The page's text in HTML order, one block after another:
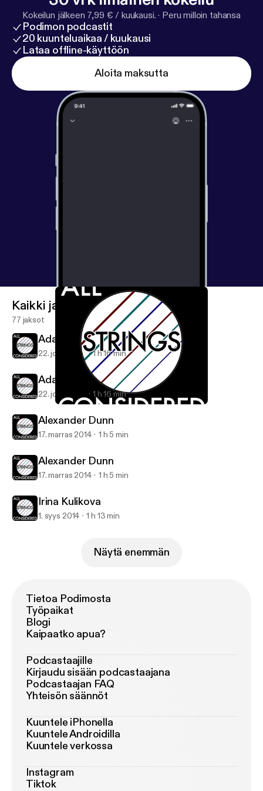
Kokeilun jälkeen 7,99 € / kuukausi. · Peru milloin tahansa
Podimon podcastit
20 kuunteluaikaa / kuukausi
Lataa offline-käyttöön
Aloita maksutta
All Strings Considered
Kaikki jaksot
77 jaksot
Adam Levin
22. joulu 2014 1 h 16 min
Adam Levin
22. joulu 2014 1 h 16 min
Alexander Dunn
17. marras 2014 1 h 5 min
Alexander Dunn
17. marras 2014 1 h 5 min
Irina Kulikova
1. syys 2014 1 h 13 min
Näytä enemmän
Tietoa Podimosta
Työpaikat
Blogi
Kaipaatko apua?
Podcastaajille
Kirjaudu sisään podcastaajana
Podcastaajan FAQ
Yhteisön säännöt
Kuuntele iPhonella
Kuuntele Androidilla
Kuuntele verkossa
Instagram
Tiktok